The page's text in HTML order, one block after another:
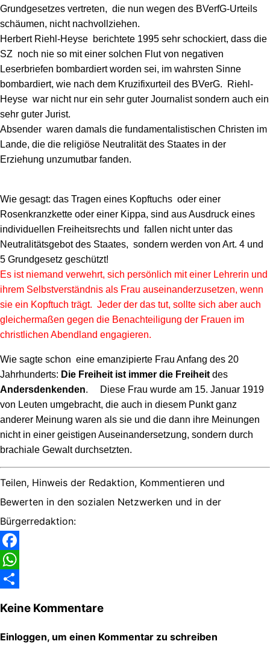
Grundgesetzes vertreten, die nun wegen des BVerfG-Urteils
schäumen, nicht nachvollziehen.
Herbert Riehl-Heyse berichtete 1995 sehr schockiert, dass die
SZ noch nie so mit einer solchen Flut von negativen
Leserbriefen bombardiert worden sei, im wahrsten Sinne
bombardiert, wie nach dem Kruzifixurteil des BVerG. Riehl-
Heyse war nicht nur ein sehr guter Journalist sondern auch ein
sehr guter Jurist.
Absender waren damals die fundamentalistischen Christen im
Lande, die die religiöse Neutralität des Staates in der
Erziehung unzumutbar fanden.
Wie gesagt: das Tragen eines Kopftuchs oder einer
Rosenkranzkette oder einer Kippa, sind aus Ausdruck eines
individuellen Freiheitsrechts und fallen nicht unter das
Neutralitätsgebot des Staates, sondern werden von Art. 4 und
5 Grundgesetz geschützt!
Es ist niemand verwehrt, sich persönlich mit einer Lehrerin und
ihrem Selbstverständnis als Frau auseinanderzusetzen, wenn
sie ein Kopftuch trägt. Jeder der das tut, sollte sich aber auch
gleichermaßen gegen die Benachteiligung der Frauen im
christlichen Abendland engagieren.
Wie sagte schon eine emanzipierte Frau Anfang des 20
Jahrhunderts: Die Freiheit ist immer die Freiheit des
Andersdenkenden. Diese Frau wurde am 15. Januar 1919
von Leuten umgebracht, die auch in diesem Punkt ganz
anderer Meinung waren als sie und die dann ihre Meinungen
nicht in einer geistigen Auseinandersetzung, sondern durch
brachiale Gewalt durchsetzten.
Teilen, Hinweis der Redaktion, Kommentieren und
Bewerten in den sozialen Netzwerken und in der
Bürgerredaktion:
Facebook
WhatsApp
Keine Kommentare
Einloggen, um einen Kommentar zu schreiben